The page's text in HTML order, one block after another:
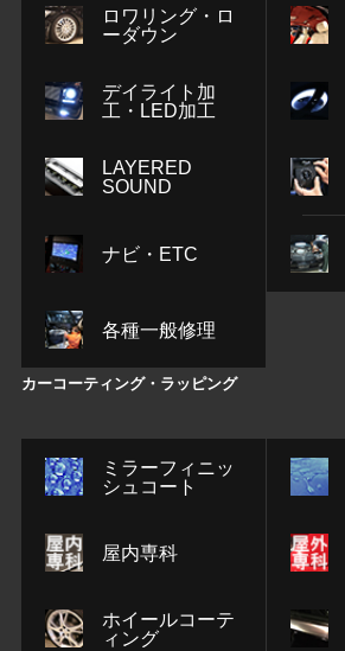
ロワリング・ロ
ーダウン
デイライト加
工・LED加工
LAYERED
SOUND
ナビ・ETC
各種一般修理
カーコーティング・ラッピング
ミラーフィニッ
シュコート
屋内専科
ホイールコーテ
ィング